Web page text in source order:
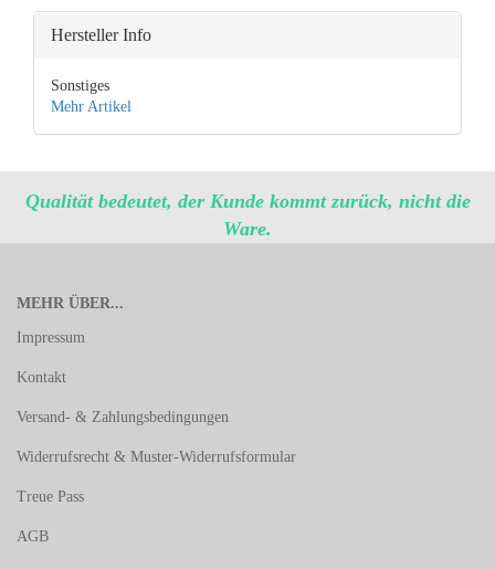
Hersteller Info
Sonstiges
Mehr Artikel
Qualität bedeutet, der Kunde kommt zurück, nicht die
Ware.
MEHR ÜBER...
Impressum
Kontakt
Versand- & Zahlungsbedingungen
Widerrufsrecht & Muster-Widerrufsformular
Treue Pass
AGB